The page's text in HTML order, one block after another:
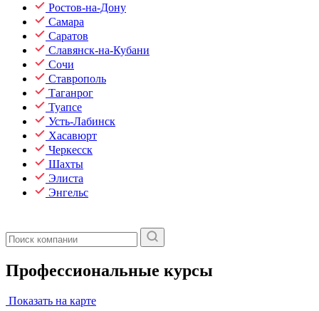
Ростов-на-Дону
Самара
Саратов
Славянск-на-Кубани
Сочи
Ставрополь
Таганрог
Туапсе
Усть-Лабинск
Хасавюрт
Черкесск
Шахты
Элиста
Энгельс
Профессиональные курсы
Показать на карте